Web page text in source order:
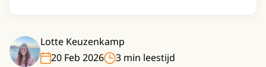
Lotte Keuzenkamp
20 Feb 2026
3 min leestijd